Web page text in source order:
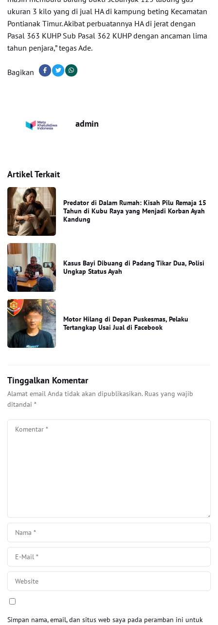
ukuran 3 kilo yang di jual HA di kampung beting Kecamatan
Pontianak Timur. Akibat perbuatannya HA di jerat dengan
Pasal 363 KUHP Sub Pasal 362 KUHP dengan ancaman lima
tahun penjara,” tegas Ade.
Bagikan
admin
Artikel Terkait
Predator di Dalam Rumah: Kisah Pilu Remaja 15
Tahun di Kubu Raya yang Menjadi Korban Ayah
Kandung
Kasus Bayi Dibuang di Padang Tikar Dua, Polisi
Ungkap Status Ayah
Motor Hilang di Depan Puskesmas, Pelaku
Tertangkap Usai Jual di Facebook
Tinggalkan Komentar
Alamat email Anda tidak akan dipublikasikan. Ruas yang wajib
ditandai *
Simpan nama, email, dan situs web saya pada peramban ini untuk